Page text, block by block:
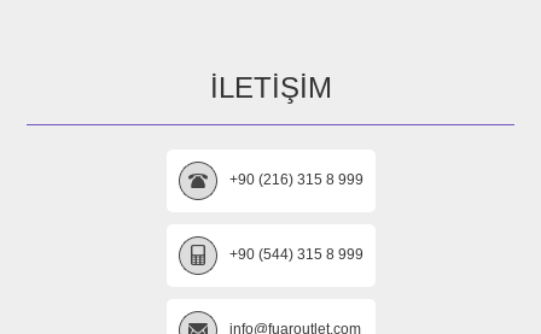
İLETIŞIM
+90 (216) 315 8 999
+90 (544) 315 8 999
info@fuaroutlet.com